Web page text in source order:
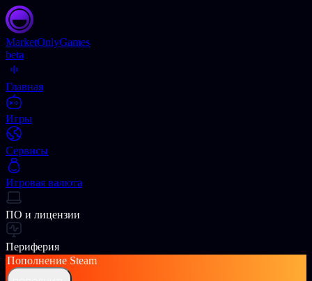
MarketOnlyGames
beta
Главная
Игры
Сервисы
Игровая валюта
ПО и лицензии
Периферия
Пополнение Steam